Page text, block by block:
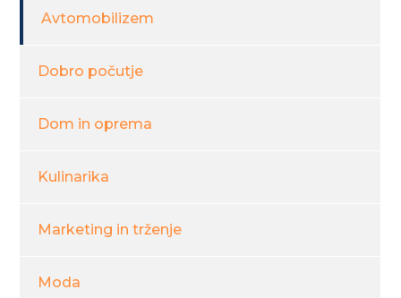
Avtomobilizem
Dobro počutje
Dom in oprema
Kulinarika
Marketing in trženje
Moda